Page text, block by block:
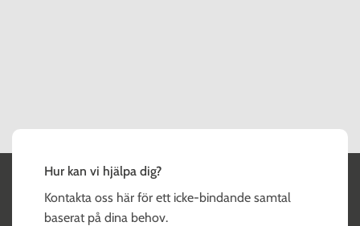
Hur kan vi hjälpa dig?
Kontakta oss här för ett icke-bindande samtal
baserat på dina behov.